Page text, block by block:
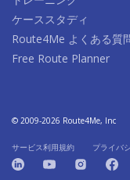
ケーススタディ
Route4Me よくある質
Free Route Planner
© 2009-2026 Route4Me, Inc
サービス利用規約 プライバ